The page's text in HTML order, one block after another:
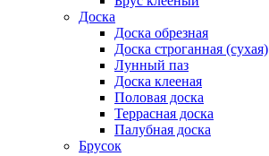
Доска
Доска обрезная
Доска строганная (сухая)
Лунный паз
Доска клееная
Половая доска
Террасная доска
Палубная доска
Брусок